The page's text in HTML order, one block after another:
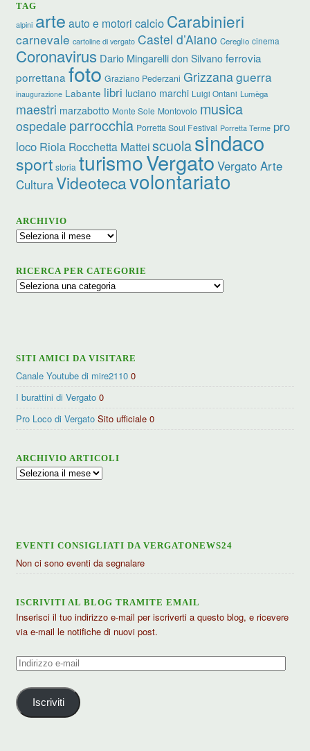
TAG
alpini arte auto e motori calcio Carabinieri
carnevale cartoline di vergato Castel d’Aiano Cereglio cinema
Coronavirus Dario Mingarelli don Silvano ferrovia
porrettana foto Graziano Pederzani Grizzanaguerra
inaugurazione Labante libri luciano marchi Luigi Ontani Lumèga
maestri marzabotto Monte Sole Montovolo musica
ospedale parrocchia Porretta Soul Festival Porretta Terme pro
loco Riola Rocchetta Matteiscuolasindaco
sport storia turismoVergato Vergato Arte
CulturaVideotecavolontariato
ARCHIVIO
Archivio
RICERCA PER CATEGORIE
Ricerca
SITI AMICI DA VISITARE
Canale Youtube di mire2110 0
I burattini di Vergato 0
Pro Loco di Vergato Sito ufficiale 0
ARCHIVIO ARTICOLI
Archivio
EVENTI CONSIGLIATI DA VERGATONEWS24
Non ci sono eventi da segnalare
ISCRIVITI AL BLOG TRAMITE EMAIL
Inserisci il tuo indirizzo e-mail per iscriverti a questo blog, e ricevere
via e-mail le notifiche di nuovi post.
Indirizzo
mail
Iscriviti